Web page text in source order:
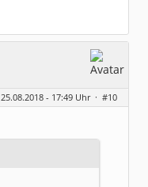
25.08.2018 - 17:49 Uhr · #10